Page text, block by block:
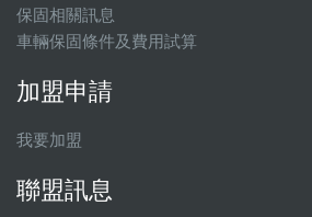
保固相關訊息
車輛保固條件及費用試算
加盟申請
我要加盟
聯盟訊息